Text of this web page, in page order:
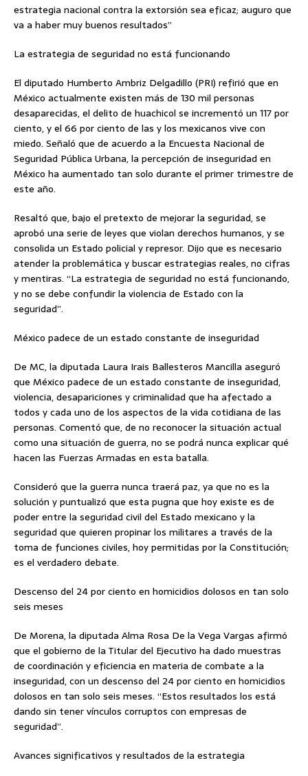
estrategia nacional contra la extorsión sea eficaz; auguro que
va a haber muy buenos resultados”
La estrategia de seguridad no está funcionando
El diputado Humberto Ambriz Delgadillo (PRI) refirió que en
México actualmente existen más de 130 mil personas
desaparecidas, el delito de huachicol se incrementó un 117 por
ciento, y el 66 por ciento de las y los mexicanos vive con
miedo. Señaló que de acuerdo a la Encuesta Nacional de
Seguridad Pública Urbana, la percepción de inseguridad en
México ha aumentado tan solo durante el primer trimestre de
este año.
Resaltó que, bajo el pretexto de mejorar la seguridad, se
aprobó una serie de leyes que violan derechos humanos, y se
consolida un Estado policial y represor. Dijo que es necesario
atender la problemática y buscar estrategias reales, no cifras
y mentiras. “La estrategia de seguridad no está funcionando,
y no se debe confundir la violencia de Estado con la
seguridad”.
México padece de un estado constante de inseguridad
De MC, la diputada Laura Irais Ballesteros Mancilla aseguró
que México padece de un estado constante de inseguridad,
violencia, desapariciones y criminalidad que ha afectado a
todos y cada uno de los aspectos de la vida cotidiana de las
personas. Comentó que, de no reconocer la situación actual
como una situación de guerra, no se podrá nunca explicar qué
hacen las Fuerzas Armadas en esta batalla.
Consideró que la guerra nunca traerá paz, ya que no es la
solución y puntualizó que esta pugna que hoy existe es de
poder entre la seguridad civil del Estado mexicano y la
seguridad que quieren propinar los militares a través de la
toma de funciones civiles, hoy permitidas por la Constitución;
es el verdadero debate.
Descenso del 24 por ciento en homicidios dolosos en tan solo
seis meses
De Morena, la diputada Alma Rosa De la Vega Vargas afirmó
que el gobierno de la Titular del Ejecutivo ha dado muestras
de coordinación y eficiencia en materia de combate a la
inseguridad, con un descenso del 24 por ciento en homicidios
dolosos en tan solo seis meses. “Estos resultados los está
dando sin tener vínculos corruptos con empresas de
seguridad”.
Avances significativos y resultados de la estrategia